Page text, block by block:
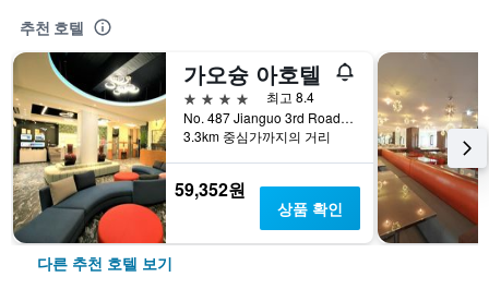
추천 호텔
가오슝 아호텔
4성급
최고 8.4
No. 487 Jianguo 3rd Road, 가오슝, 대만
3.3km 중심가까지의 거리
59,352원
상품 확인
다른 추천 호텔 보기